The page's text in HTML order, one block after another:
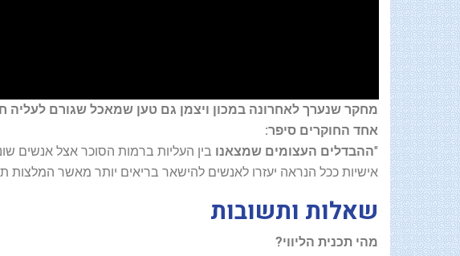
מחקר שנערך לאחרונה במכון ויצמן גם טען שמאכל שגורם לעליה
אחד החוקרים סיפר:
"ההבדלים העצומים שמצאנו בין העליות ברמות הסוכר אצל אנשים
אישיות ככל הנראה יעזרו לאנשים להישאר בריאים יותר מאשר המלצות
שאלות ותשובות
מהי תכנית הליווי?